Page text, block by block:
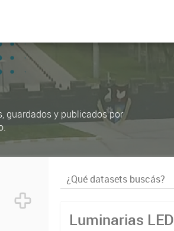
guardados y publicados por
Luminarias LED